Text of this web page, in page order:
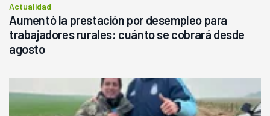
Actualidad
Aumentó la prestación por desempleo para
trabajadores rurales: cuánto se cobrará desde
agosto